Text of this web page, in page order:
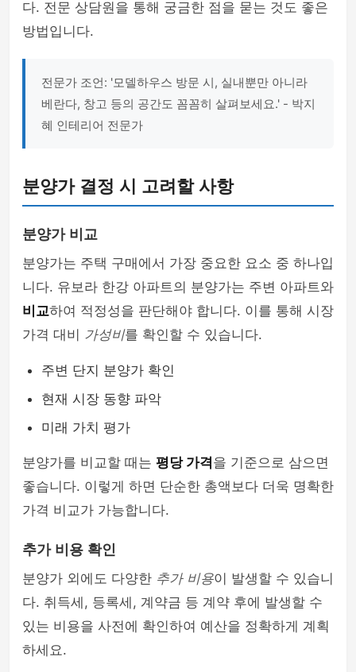
다. 전문 상담원을 통해 궁금한 점을 묻는 것도 좋은
방법입니다.
전문가 조언: '모델하우스 방문 시, 실내뿐만 아니라
베란다, 창고 등의 공간도 꼼꼼히 살펴보세요.' - 박지
혜 인테리어 전문가
분양가 결정 시 고려할 사항
분양가 비교
분양가는 주택 구매에서 가장 중요한 요소 중 하나입
니다. 유보라 한강 아파트의 분양가는 주변 아파트와
비교하여 적정성을 판단해야 합니다. 이를 통해 시장
가격 대비 가성비를 확인할 수 있습니다.
주변 단지 분양가 확인
현재 시장 동향 파악
미래 가치 평가
분양가를 비교할 때는 평당 가격을 기준으로 삼으면
좋습니다. 이렇게 하면 단순한 총액보다 더욱 명확한
가격 비교가 가능합니다.
추가 비용 확인
분양가 외에도 다양한 추가 비용이 발생할 수 있습니
다. 취득세, 등록세, 계약금 등 계약 후에 발생할 수
있는 비용을 사전에 확인하여 예산을 정확하게 계획
하세요.